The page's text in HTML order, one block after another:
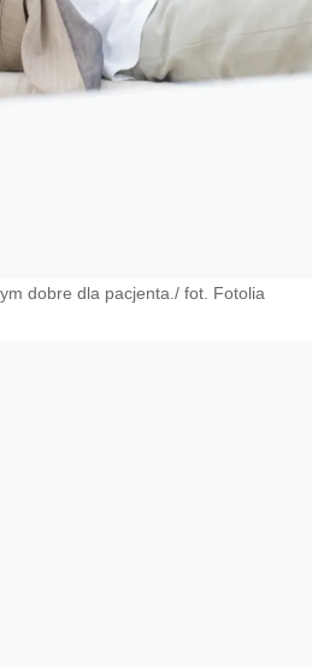
dobre dla pacjenta./ fot. Fotolia